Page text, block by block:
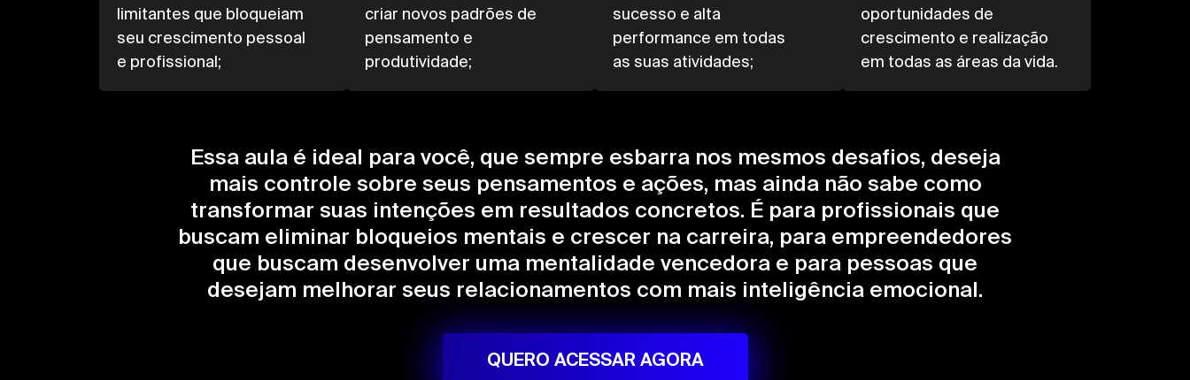
limitantes que bloqueiam
seu crescimento pessoal
e profissional;
criar novos padrões de
pensamento e
produtividade;
sucesso e alta
performance em todas
as suas atividades;
oportunidades de
crescimento e realização
em todas as áreas da vida.
Essa aula é ideal para você, que sempre esbarra nos mesmos desafios, deseja
mais controle sobre seus pensamentos e ações, mas ainda não sabe como
transformar suas intenções em resultados concretos. É para profissionais que
buscam eliminar bloqueios mentais e crescer na carreira, para empreendedores
que buscam desenvolver uma mentalidade vencedora e para pessoas que
desejam melhorar seus relacionamentos com mais inteligência emocional.
QUERO ACESSAR AGORA